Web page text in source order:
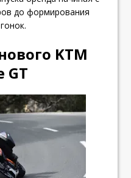
до формирования
KTM
GT